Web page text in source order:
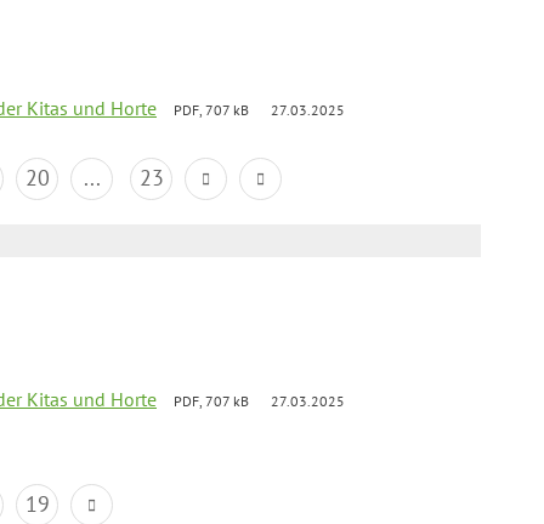
Kitas und Horte PDF, 707 kB 27.03.2025
20 ... 23
Kitas und Horte PDF, 707 kB 27.03.2025
19